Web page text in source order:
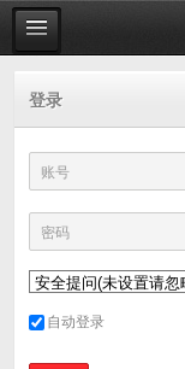
登录
账号
密码
自动登录